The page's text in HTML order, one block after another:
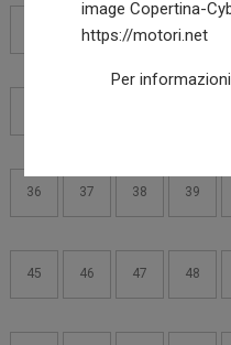
19 20
36 37 38 39
45 46 47 48
Per informazioni